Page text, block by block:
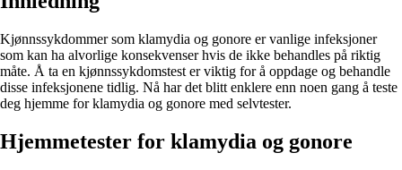
Kjønnssykdommer som klamydia og gonore er vanlige infeksjoner
som kan ha alvorlige konsekvenser hvis de ikke behandles på riktig
måte. Å ta en kjønnssykdomstest er viktig for å oppdage og behandle
disse infeksjonene tidlig. Nå har det blitt enklere enn noen gang å teste
deg hjemme for klamydia og gonore med selvtester.
Hjemmetester for klamydia og gonore